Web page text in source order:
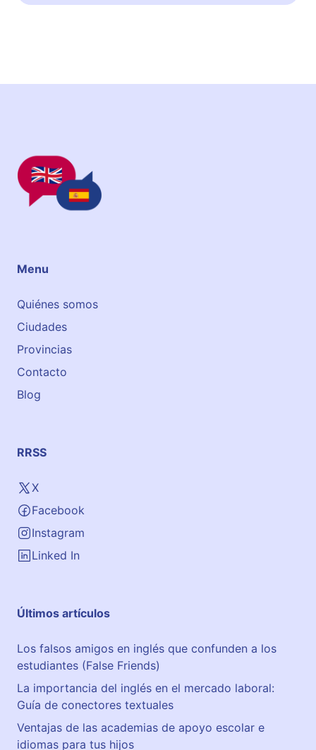
Menu
Quiénes somos
Ciudades
Provincias
Contacto
Blog
RRSS
X
Facebook
Instagram
Linked In
Últimos artículos
Los falsos amigos en inglés que confunden a los
estudiantes (False Friends)
La importancia del inglés en el mercado laboral:
Guía de conectores textuales
Ventajas de las academias de apoyo escolar e
idiomas para tus hijos